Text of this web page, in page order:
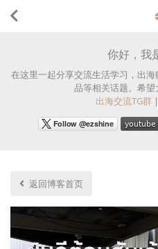
你好，我
在这里一起分享交流生活学习，出
品等相关话题。希望
出海交流TG群 |
返回博客首页